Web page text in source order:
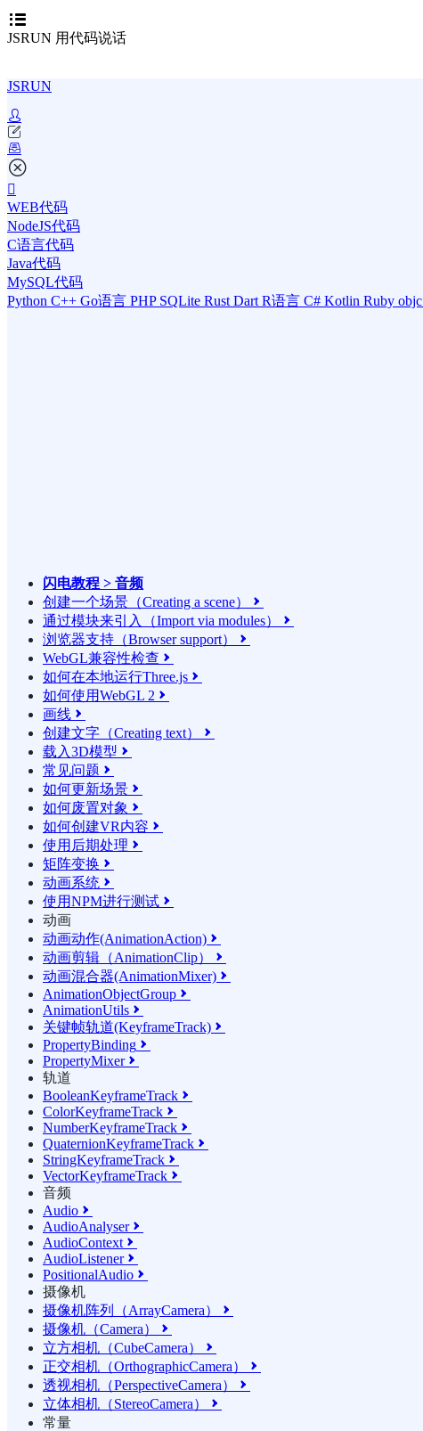
JSRUN 用代码说话
JSRUN
WEB代码
NodeJS代码
C语言代码
Java代码
MySQL代码
Python C++ Go语言 PHP SQLite Rust Dart R语言 C# Kotlin Ruby objc
闪电教程 > 音频
创建一个场景（Creating a scene）

通过模块来引入（Import via modules） 
浏览器支持（Browser support） 
WebGL兼容性检查 
如何在本地运行Three.js 
如何使用WebGL 2 
画线 
创建文字（Creating text） 
载入3D模型 
常见问题 
如何更新场景 
如何废置对象 
如何创建VR内容 
使用后期处理 
矩阵变换 
动画系统 
使用NPM进行测试 
动画
动画动作(AnimationAction) 
动画剪辑（AnimationClip） 
动画混合器(AnimationMixer) 
AnimationObjectGroup 
AnimationUtils 
关键帧轨道(KeyframeTrack) 
PropertyBinding 
PropertyMixer
轨道
BooleanKeyframeTrack 
ColorKeyframeTrack 
NumberKeyframeTrack 
QuaternionKeyframeTrack 
StringKeyframeTrack 
VectorKeyframeTrack 
音频
Audio 
AudioAnalyser
AudioContext 
AudioListener
PositionalAudio 
摄像机
摄像机阵列（ArrayCamera）

摄像机（Camera） 
立方相机（CubeCamera） 
正交相机（OrthographicCamera） 
透视相机（PerspectiveCamera） 
立体相机（StereoCamera） 
常量